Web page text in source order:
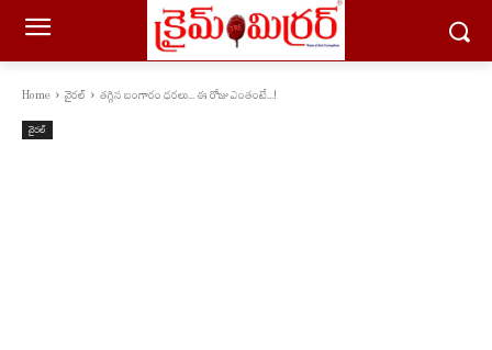
Home వైరల్ త‌గ్గిన బంగారం ధ‌ర‌లు... ఈ రోజు ఎంతంటే...!
వైరల్